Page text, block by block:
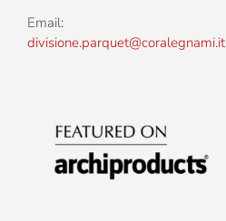
Email:
divisione.parquet@coralegnami.it